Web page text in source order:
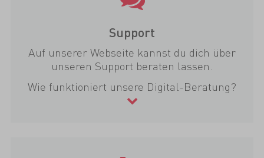
Support
Auf unserer Webseite kannst du dich über
unseren Support beraten lassen.
Wie funktioniert unsere Digital-Beratung?